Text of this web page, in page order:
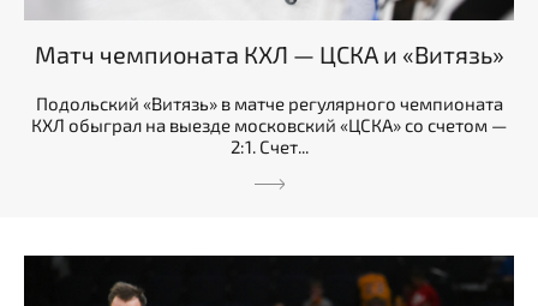
Матч чемпионата КХЛ — ЦСКА и «Витязь»
Подольский «Витязь» в матче регулярного чемпионата
КХЛ обыграл на выезде московский «ЦСКА» со счетом —
2:1. Счет...